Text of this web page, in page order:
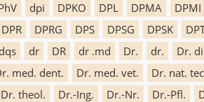
dpi DPKO DPL DPMA DPMI
DPR DPRG DPS DPSG DPSK
dqs dr DR dr .md Dr. dr.
Dr.
med. dent. Dr. med. vet.
Dr. nat.
Dr. theol. Dr.-Ing. Dr.-Nr. Dr.-Pfl.